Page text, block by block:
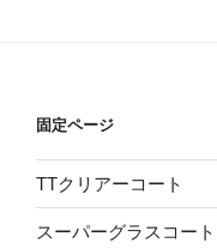
固定ページ
TTクリアーコート
スーパーグラスコート